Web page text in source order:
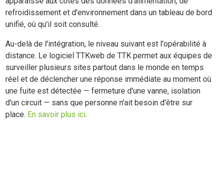
refroidissement et d'environnement dans un tableau de bord
unifié, où qu'il soit consulté.
Au-delà de l'intégration, le niveau suivant est l'opérabilité à
distance. Le logiciel TTKweb de TTK permet aux équipes de
surveiller plusieurs sites partout dans le monde en temps
réel et de déclencher une réponse immédiate au moment où
une fuite est détectée — fermeture d'une vanne, isolation
d'un circuit — sans que personne n'ait besoin d'être sur
place. En savoir plus ici.